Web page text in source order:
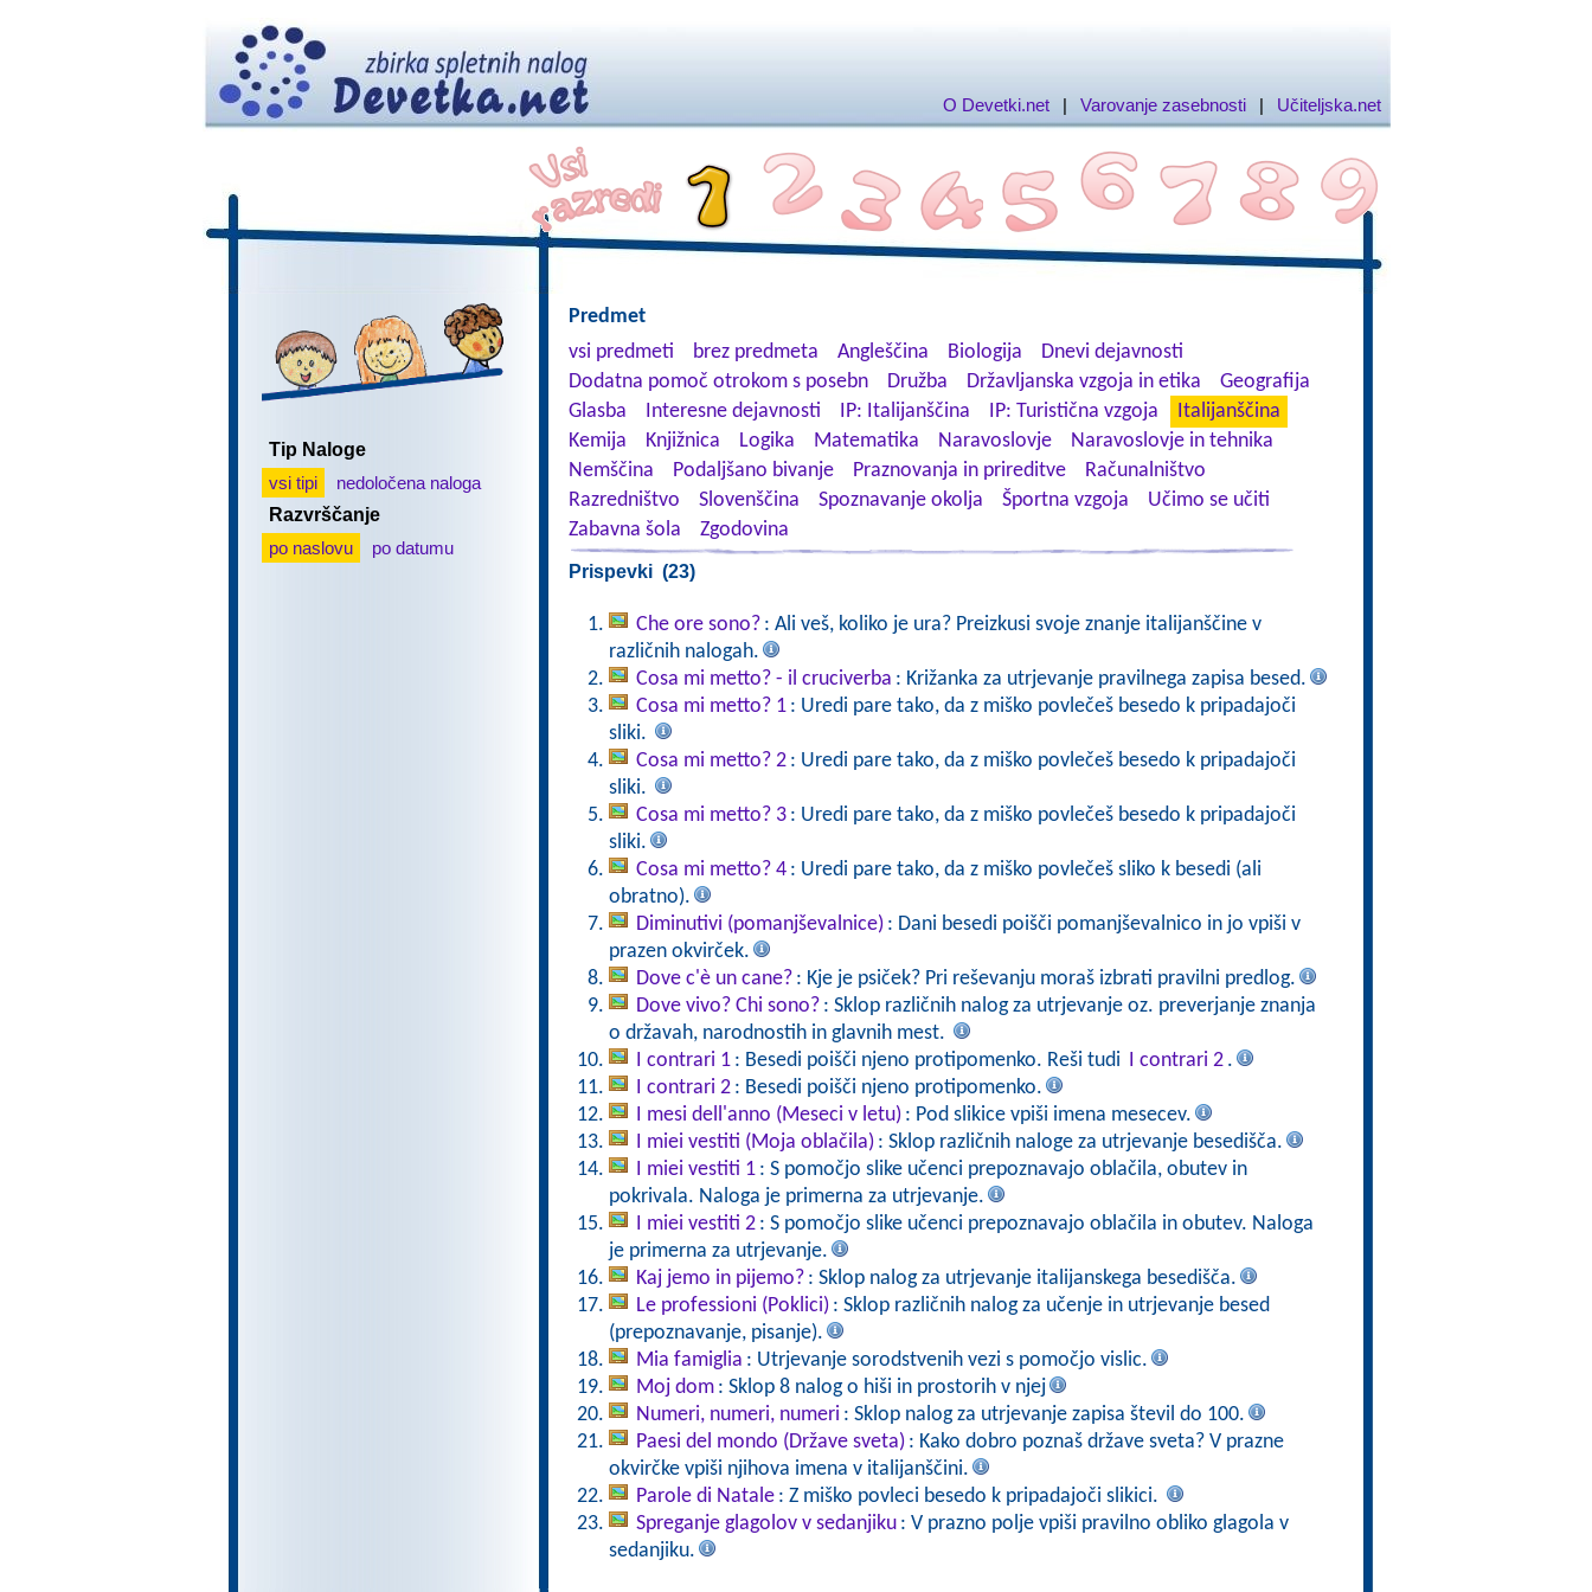
O Devetki.net | Varovanje zasebnosti | Učiteljska.net
Tip Naloge
vsi tipi
nedoločena naloga
Razvrščanje
po naslovu
po datumu
Predmet
vsi predmeti
brez predmeta Angleščina Biologija
Dnevi dejavnosti
Dodatna pomoč otrokom s posebn
Družba Državljanska vzgoja in etika
Geografija
Glasba
Interesne dejavnosti IP: Italijanščina IP: Turistična vzgoja
Italijanščina
Kemija
Knjižnica Logika Matematika Naravoslovje
Naravoslovje in tehnika
Nemščina
Podaljšano bivanje Praznovanja in prireditve
Računalništvo
Razredništvo
Slovenščina Spoznavanje okolja Športna vzgoja
Učimo se učiti
Zabavna šola
Zgodovina
Prispevki (23)
Che ore sono? : Ali veš, koliko je ura? Preizkusi svoje znanje italijanščine v
različnih nalogah.
Cosa mi metto? - il cruciverba : Križanka za utrjevanje pravilnega zapisa besed.
Cosa mi metto? 1 : Uredi pare tako, da z miško povlečeš besedo k pripadajoči
sliki.
Cosa mi metto? 2 : Uredi pare tako, da z miško povlečeš besedo k pripadajoči
sliki.
Cosa mi metto? 3 : Uredi pare tako, da z miško povlečeš besedo k pripadajoči
sliki.
Cosa mi metto? 4 : Uredi pare tako, da z miško povlečeš sliko k besedi (ali
obratno).
Diminutivi (pomanjševalnice) : Dani besedi poišči pomanjševalnico in jo vpiši v
prazen okvirček.
Dove c'è un cane? : Kje je psiček? Pri reševanju moraš izbrati pravilni predlog.
Dove vivo? Chi sono? : Sklop različnih nalog za utrjevanje oz. preverjanje znanja
o državah, narodnostih in glavnih mest.
I contrari 1 : Besedi poišči njeno protipomenko. Reši tudi I contrari 2 .
I contrari 2 : Besedi poišči njeno protipomenko.
I mesi dell'anno (Meseci v letu) : Pod slikice vpiši imena mesecev.
I miei vestiti (Moja oblačila) : Sklop različnih naloge za utrjevanje besedišča.
I miei vestiti 1 : S pomočjo slike učenci prepoznavajo oblačila, obutev in
pokrivala. Naloga je primerna za utrjevanje.
I miei vestiti 2 : S pomočjo slike učenci prepoznavajo oblačila in obutev. Naloga
je primerna za utrjevanje.
Kaj jemo in pijemo? : Sklop nalog za utrjevanje italijanskega besedišča.
Le professioni (Poklici) : Sklop različnih nalog za učenje in utrjevanje besed
(prepoznavanje, pisanje).
Mia famiglia : Utrjevanje sorodstvenih vezi s pomočjo vislic.
Moj dom : Sklop 8 nalog o hiši in prostorih v njej
Numeri, numeri, numeri : Sklop nalog za utrjevanje zapisa števil do 100.
Paesi del mondo (Države sveta) : Kako dobro poznaš države sveta? V prazne
okvirčke vpiši njihova imena v italijanščini.
Parole di Natale : Z miško povleci besedo k pripadajoči slikici.
Spreganje glagolov v sedanjiku : V prazno polje vpiši pravilno obliko glagola v
sedanjiku.